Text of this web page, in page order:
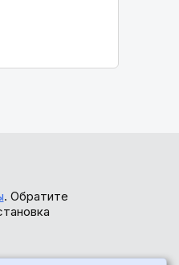
. Обратите